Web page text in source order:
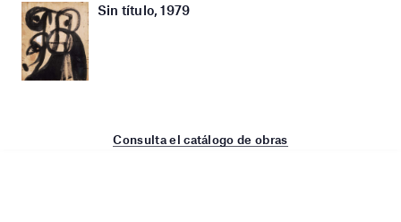
Sin título, 1979
Consulta el catálogo de obras